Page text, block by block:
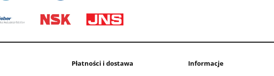
Płatności i dostawa Informacje